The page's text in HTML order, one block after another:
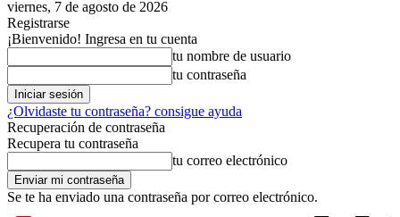
viernes, 7 de agosto de 2026
Registrarse
¡Bienvenido! Ingresa en tu cuenta
tu nombre de usuario
tu contraseña
¿Olvidaste tu contraseña? consigue ayuda
Recuperación de contraseña
Recupera tu contraseña
tu correo electrónico
Se te ha enviado una contraseña por correo electrónico.